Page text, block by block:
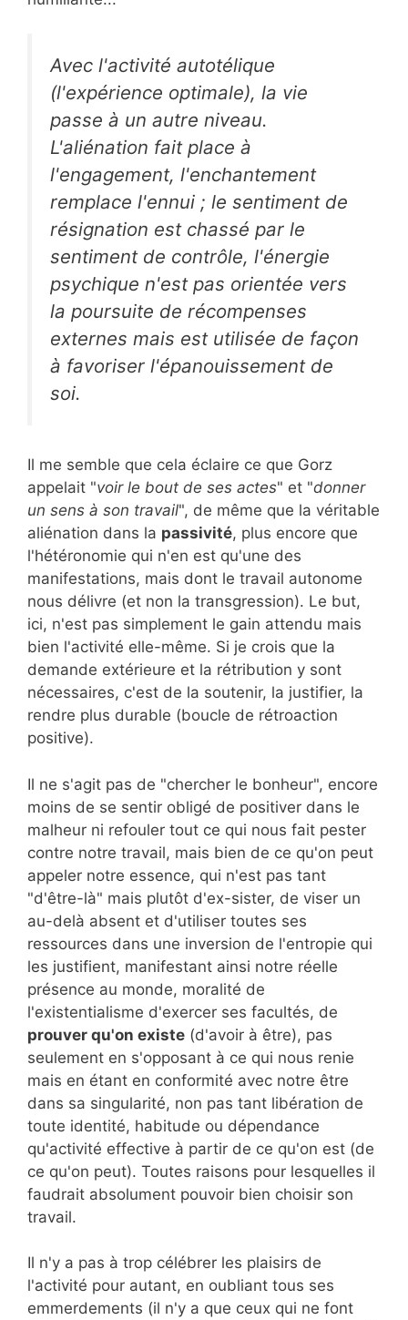
Avec l'activité autotélique
(l'expérience optimale), la vie
passe à un autre niveau.
L'aliénation fait place à
l'engagement, l'enchantement
remplace l'ennui ; le sentiment de
résignation est chassé par le
sentiment de contrôle, l'énergie
psychique n'est pas orientée vers
la poursuite de récompenses
externes mais est utilisée de façon
à favoriser l'épanouissement de
soi.
Il me semble que cela éclaire ce que Gorz
appelait "voir le bout de ses actes" et "donner
un sens à son travail", de même que la véritable
aliénation dans la passivité, plus encore que
l'hétéronomie qui n'en est qu'une des
manifestations, mais dont le travail autonome
nous délivre (et non la transgression). Le but,
ici, n'est pas simplement le gain attendu mais
bien l'activité elle-même. Si je crois que la
demande extérieure et la rétribution y sont
nécessaires, c'est de la soutenir, la justifier, la
rendre plus durable (boucle de rétroaction
positive).
Il ne s'agit pas de "chercher le bonheur", encore
moins de se sentir obligé de positiver dans le
malheur ni refouler tout ce qui nous fait pester
contre notre travail, mais bien de ce qu'on peut
appeler notre essence, qui n'est pas tant
"d'être-là" mais plutôt d'ex-sister, de viser un
au-delà absent et d'utiliser toutes ses
ressources dans une inversion de l'entropie qui
les justifient, manifestant ainsi notre réelle
présence au monde, moralité de
l'existentialisme d'exercer ses facultés, de
prouver qu'on existe (d'avoir à être), pas
seulement en s'opposant à ce qui nous renie
mais en étant en conformité avec notre être
dans sa singularité, non pas tant libération de
toute identité, habitude ou dépendance
qu'activité effective à partir de ce qu'on est (de
ce qu'on peut). Toutes raisons pour lesquelles il
faudrait absolument pouvoir bien choisir son
travail.
Il n'y a pas à trop célébrer les plaisirs de
l'activité pour autant, en oubliant tous ses
emmerdements (il n'y a que ceux qui ne font